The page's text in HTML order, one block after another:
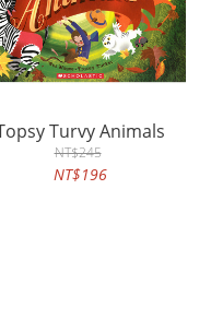
Turvy Animals
NT$245
NT$196